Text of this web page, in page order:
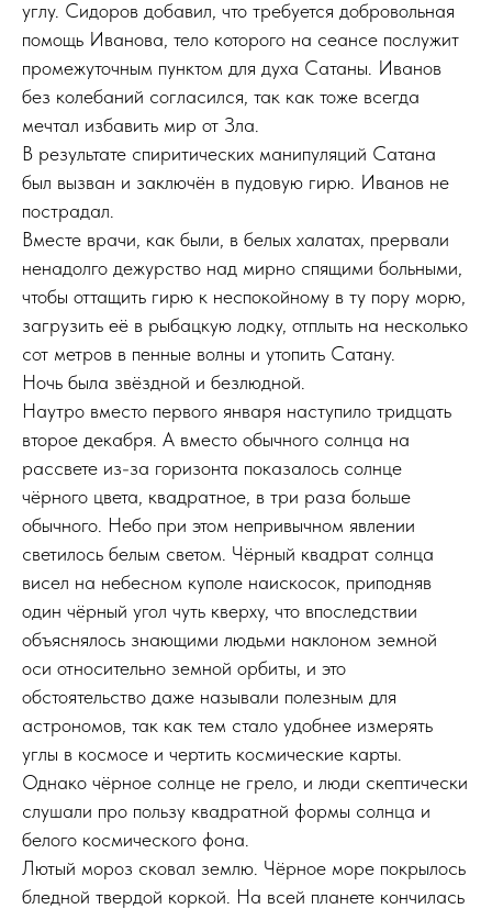
углу. Сидоров добавил, что требуется добровольная
помощь Иванова, тело которого на сеансе послужит
промежуточным пунктом для духа Сатаны. Иванов
без колебаний согласился, так как тоже всегда
мечтал избавить мир от Зла.
В результате спиритических манипуляций Сатана
был вызван и заключён в пудовую гирю. Иванов не
пострадал.
Вместе врачи, как были, в белых халатах, прервали
ненадолго дежурство над мирно спящими больными,
чтобы оттащить гирю к неспокойному в ту пору морю,
загрузить её в рыбацкую лодку, отплыть на несколько
сот метров в пенные волны и утопить Сатану.
Ночь была звёздной и безлюдной.
Наутро вместо первого января наступило тридцать
второе декабря. А вместо обычного солнца на
рассвете из-за горизонта показалось солнце
чёрного цвета, квадратное, в три раза больше
обычного. Небо при этом непривычном явлении
светилось белым светом. Чёрный квадрат солнца
висел на небесном куполе наискосок, приподняв
один чёрный угол чуть кверху, что впоследствии
объяснялось знающими людьми наклоном земной
оси относительно земной орбиты, и это
обстоятельство даже называли полезным для
астрономов, так как тем стало удобнее измерять
углы в космосе и чертить космические карты.
Однако чёрное солнце не грело, и люди скептически
слушали про пользу квадратной формы солнца и
белого космического фона.
Лютый мороз сковал землю. Чёрное море покрылось
бледной твердой коркой. На всей планете кончилась